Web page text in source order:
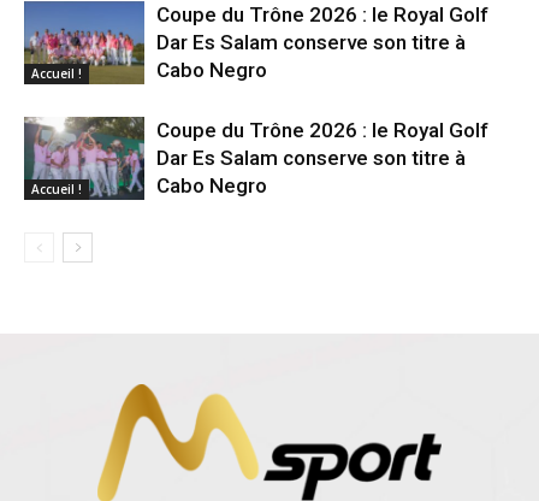
Accueil !
Coupe du Trône 2026 : le Royal Golf
Dar Es Salam conserve son titre à
Cabo Negro
Accueil !
Coupe du Trône 2026 : le Royal Golf
Dar Es Salam conserve son titre à
Cabo Negro